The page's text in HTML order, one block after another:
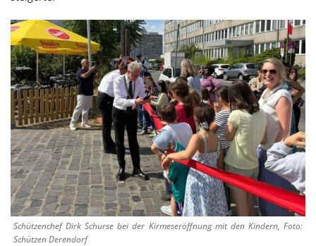
Schützenchef Dirk Schurse bei der Kirmeseröffnung mit den Kindern, Foto:
Schützen Derendorf